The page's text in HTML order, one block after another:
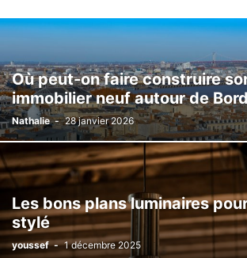
Où peut-on faire construire
immobilier neuf autour de
Nathalie - 28 janvier 2026
Les bons plans luminaires
stylé
youssef - 1 décembre 2025